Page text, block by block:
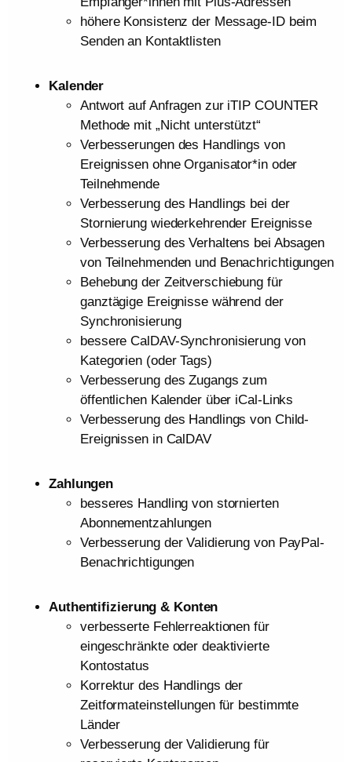
höhere Konsistenz der Message-ID beim
Senden an Kontaktlisten
Kalender
Antwort auf Anfragen zur iTIP COUNTER
Methode mit „Nicht unterstützt“
Verbesserungen des Handlings von
Ereignissen ohne Organisator*in oder
Teilnehmende
Verbesserung des Handlings bei der
Stornierung wiederkehrender Ereignisse
Verbesserung des Verhaltens bei Absagen
von Teilnehmenden und Benachrichtigungen
Behebung der Zeitverschiebung für
ganztägige Ereignisse während der
Synchronisierung
bessere CalDAV-Synchronisierung von
Kategorien (oder Tags)
Verbesserung des Zugangs zum
öffentlichen Kalender über iCal-Links
Verbesserung des Handlings von Child-
Ereignissen in CalDAV
Zahlungen
besseres Handling von stornierten
Abonnementzahlungen
Verbesserung der Validierung von PayPal-
Benachrichtigungen
Authentifizierung & Konten
verbesserte Fehlerreaktionen für
eingeschränkte oder deaktivierte
Kontostatus
Korrektur des Handlings der
Zeitformateinstellungen für bestimmte
Länder
Verbesserung der Validierung für